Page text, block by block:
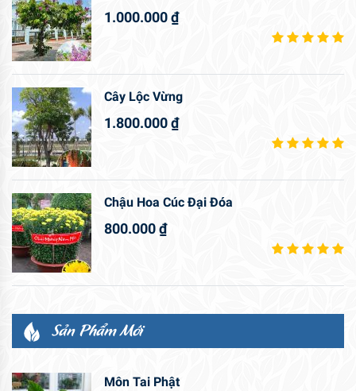
1.000.000₫
Cây Lộc Vừng
1.800.000₫
Chậu Hoa Cúc Đại Đóa
800.000₫
Sản Phẩm Mới
Môn Tai Phật